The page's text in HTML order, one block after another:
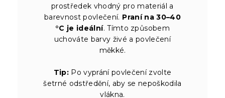
prostředek vhodný pro materiál a
barevnost povlečení. Praní na 30–40
°C je ideální. Tímto způsobem
uchováte barvy živé a povlečení
měkké.
Tip: Po vyprání povlečení zvolte
šetrné odstředění, aby se nepoškodila
vlákna.